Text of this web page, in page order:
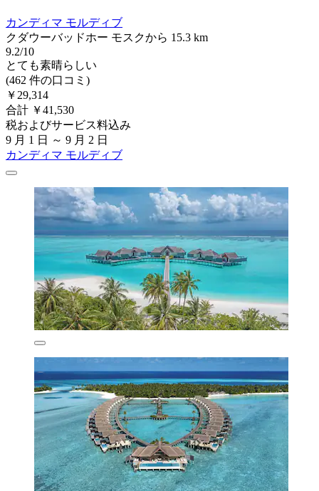
カンディマ モルディブ
クダウーバッドホー モスクから 15.3 km
9.2/10
とても素晴らしい
(462 件の口コミ)
￥29,314
合計 ￥41,530
税およびサービス料込み
9 月 1 日 ～ 9 月 2 日
カンディマ モルディブ